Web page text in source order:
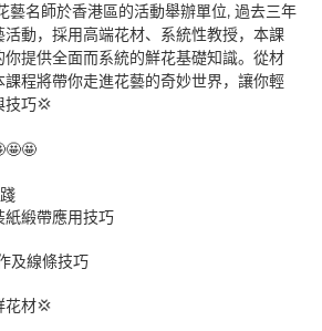
藝名師於香港區的活動舉辦單位, 過去三年
活動，採用高端花材、系統性教授，本課
提供全面而系統的鮮花基礎知識。從材
程將帶你走進花藝的奇妙世界，讓你輕
技巧💢
紙緞帶應用技巧
及線條技巧
花材💢